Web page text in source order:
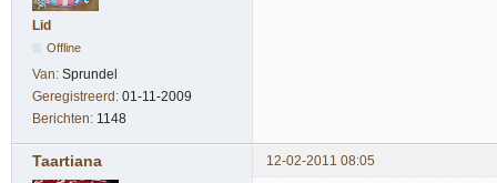
Lid
Offline
Van: Sprundel
Geregistreerd: 01-11-2009
Berichten: 1148
Taartiana 12-02-2011 08:05